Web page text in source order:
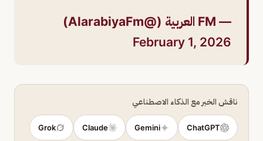
— FM العربية (@AlarabiyaFm)
February 1, 2026
ناقش الخبر مع الذكاء الاصطناعي
ChatGPT
Gemini
Claude
Grok